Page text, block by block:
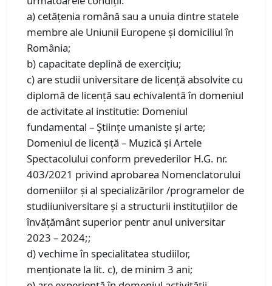
a) cetăţenia română sau a unuia dintre statele
membre ale Uniunii Europene şi domiciliul în
România;
b) capacitate deplină de exerciţiu;
c) are studii universitare de licenţă absolvite cu
diplomă de licenţă sau echivalentă în domeniul
de activitate al institutie: Domeniul
fundamental – Științe umaniste și arte;
Domeniul de licență – Muzică și Artele
Spectacolului conform prevederilor H.G. nr.
403/2021 privind aprobarea Nomenclatorului
domeniilor și al specializărilor /programelor de
studiiuniversitare și a structurii instituțiilor de
învățământ superior pentr anul universitar
2023 – 2024;;
d) vechime în specialitatea studiilor,
menționate la lit. c), de minim 3 ani;